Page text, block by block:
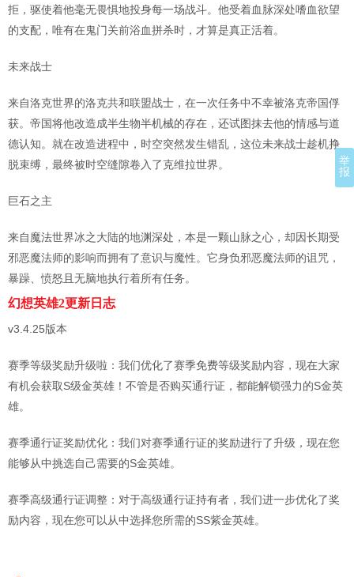
拒，驱使着他毫无畏惧地投身每一场战斗。他受着血脉深处嗜血欲望
的支配，唯有在鬼门关前浴血拼杀时，才算是真正活着。
未来战士
来自洛克世界的洛克共和联盟战士，在一次任务中不幸被洛克帝国俘
获。帝国将他改造成半生物半机械的存在，还试图抹去他的情感与道
德认知。就在改造进程中，时空突然发生错乱，这位未来战士趁机挣
脱束缚，最终被时空缝隙卷入了克维拉世界。
巨石之主
来自魔法世界冰之大陆的地渊深处，本是一颗山脉之心，却因长期受
邪恶魔法师的影响而拥有了意识与魔性。它身负邪恶魔法师的诅咒，
暴躁、愤怒且无脑地执行着所有任务。
幻想英雄2更新日志
v3.4.25版本
赛季等级奖励升级啦：我们优化了赛季免费等级奖励内容，现在大家
有机会获取S级金英雄！不管是否购买通行证，都能解锁强力的S金英
雄。
赛季通行证奖励优化：我们对赛季通行证的奖励进行了升级，现在您
能够从中挑选自己需要的S金英雄。
赛季高级通行证调整：对于高级通行证持有者，我们进一步优化了奖
励内容，现在您可以从中选择您所需的SS紫金英雄。
举
报